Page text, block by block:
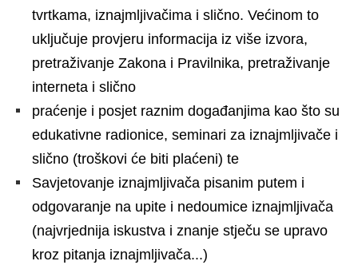
tvrtkama, iznajmljivačima i slično. Većinom to
uključuje provjeru informacija iz više izvora,
pretraživanje Zakona i Pravilnika, pretraživanje
interneta i slično
praćenje i posjet raznim događanjima kao što su
edukativne radionice, seminari za iznajmljivače i
slično (troškovi će biti plaćeni) te
Savjetovanje iznajmljivača pisanim putem i
odgovaranje na upite i nedoumice iznajmljivača
(najvrjednija iskustva i znanje stječu se upravo
kroz pitanja iznajmljivača...)